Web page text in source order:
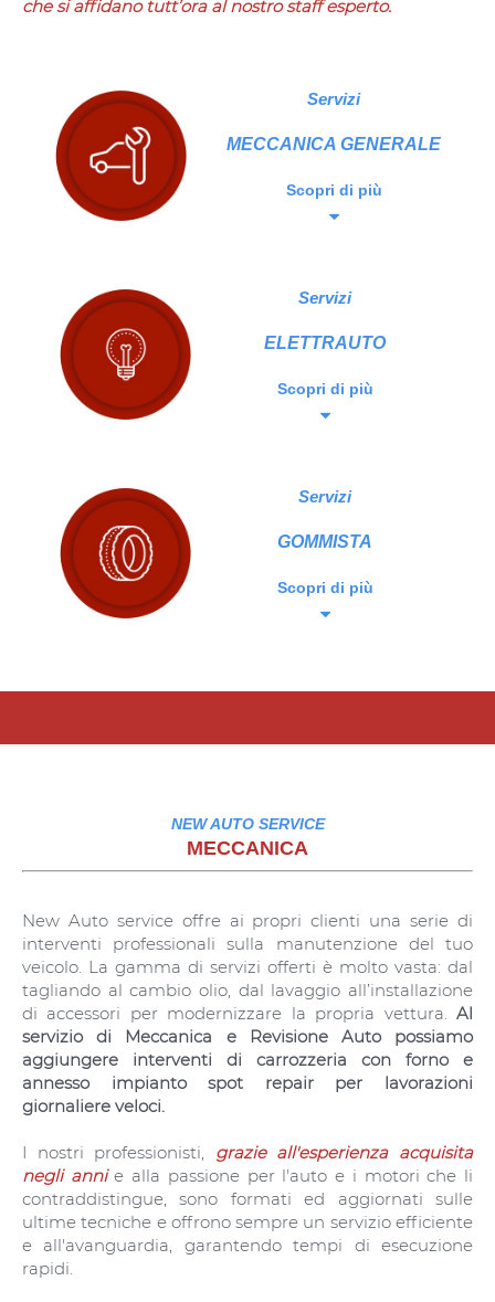
che si affidano tutt’ora al nostro staff esperto.
Servizi
MECCANICA GENERALE
Scopri di più
Servizi
ELETTRAUTO
Scopri di più
Servizi
GOMMISTA
Scopri di più
NEW AUTO SERVICE
MECCANICA
New Auto service offre ai propri clienti una serie di
interventi professionali sulla manutenzione del tuo
veicolo. La gamma di servizi offerti è molto vasta: dal
tagliando al cambio olio, dal lavaggio all’installazione
di accessori per modernizzare la propria vettura. Al
servizio di Meccanica e Revisione Auto possiamo
aggiungere interventi di carrozzeria con forno e
annesso impianto spot repair per lavorazioni
giornaliere veloci.
I nostri professionisti, grazie all'esperienza acquisita
negli annie alla passione per l'auto e i motori che li
contraddistingue, sono formati ed aggiornati sulle
ultime tecniche e offrono sempre un servizio efficiente
e all'avanguardia, garantendo tempi di esecuzione
rapidi.